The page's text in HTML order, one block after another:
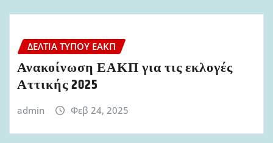
ΔΕΛΤΊΑ ΤΎΠΟΥ ΕΑΚΠ
Ανακοίνωση ΕΑΚΠ για τις εκλογές
Αττικής 2025
admin Φεβ 24, 2025